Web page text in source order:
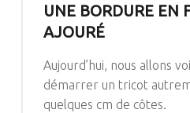
UNE BORDURE EN
AJOURÉ
Aujourd’hui, nous allons
démarrer un tricot
quelques cm de côtes.